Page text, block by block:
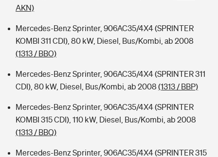
AKN)
Mercedes-Benz Sprinter, 906AC35/4X4 (SPRINTER
KOMBI 311 CDI), 80 kW, Diesel, Bus/Kombi, ab 2008
(1313 / BBO)
Mercedes-Benz Sprinter, 906AC35/4X4 (SPRINTER 311
CDI), 80 kW, Diesel, Bus/Kombi, ab 2008 (1313 / BBP)
Mercedes-Benz Sprinter, 906AC35/4X4 (SPRINTER
KOMBI 315 CDI), 110 kW, Diesel, Bus/Kombi, ab 2008
(1313 / BBQ)
Mercedes-Benz Sprinter, 906AC35/4X4 (SPRINTER 315